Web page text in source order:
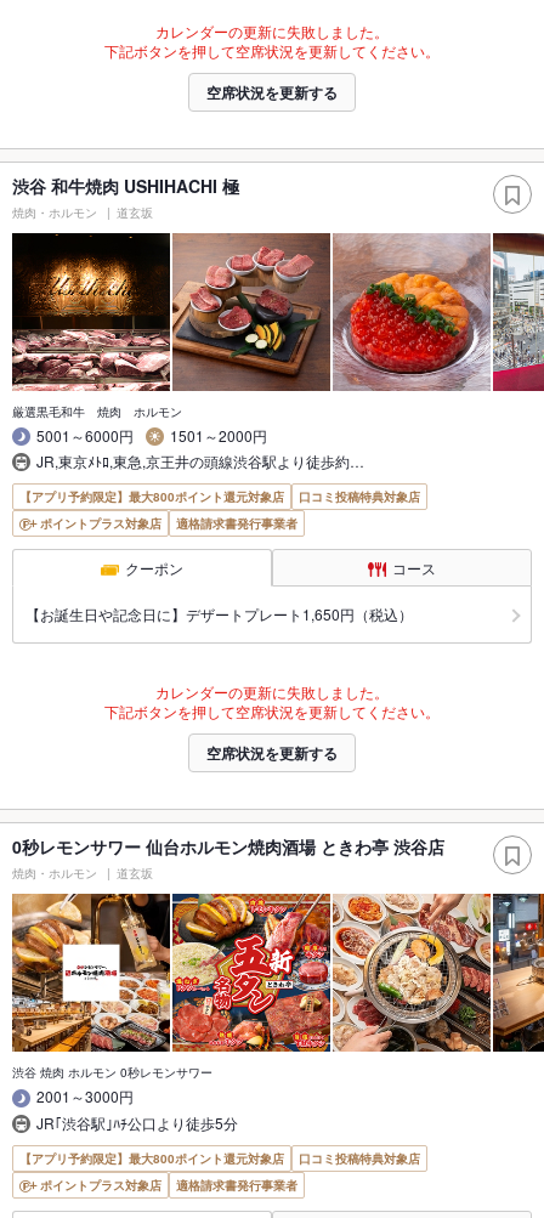
カレンダーの更新に失敗しました。
下記ボタンを押して空席状況を更新してください。
空席状況を更新する
渋谷 和牛焼肉 USHIHACHI 極
焼肉・ホルモン 道玄坂
厳選黒毛和牛 焼肉 ホルモン
5001～6000円
1501～2000円
JR,東京ﾒﾄﾛ,東急,京王井の頭線渋谷駅より徒歩約…
【アプリ予約限定】最大800ポイント還元対象店
口コミ投稿特典対象店
ポイントプラス対象店
適格請求書発行事業者
クーポン コース
【お誕生日や記念日に】デザートプレート1,650円（税込）
カレンダーの更新に失敗しました。
下記ボタンを押して空席状況を更新してください。
空席状況を更新する
0秒レモンサワー 仙台ホルモン焼肉酒場 ときわ亭 渋谷店
焼肉・ホルモン 道玄坂
渋谷 焼肉 ホルモン 0秒レモンサワー
2001～3000円
JR｢渋谷駅｣ﾊﾁ公口より徒歩5分
【アプリ予約限定】最大800ポイント還元対象店
口コミ投稿特典対象店
ポイントプラス対象店
適格請求書発行事業者